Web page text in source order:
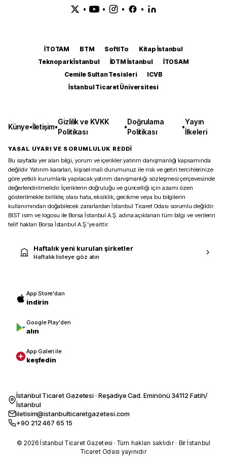
• • • •
İTOTAM BTM SoftITo
Kitap İstanbul
Teknopark İstanbul
İDTM İstanbul
İTOSAM
Cemile Sultan Tesisleri
ICVB
İstanbul Ticaret Üniversitesi
Künye•İletişim•
Gizlilik ve KVKK
Politikası
•
Doğrulama
Politikası
•
Yayın
İlkeleri
YASAL UYARI VE SORUMLULUK REDDİ
Bu sayfada yer alan bilgi, yorum ve içerikler yatırım danışmanlığı kapsamında
değildir. Yatırım kararları, kişisel mali durumunuz ile risk ve getiri tercihlerinize
göre yetkili kurumlarla yapılacak yatırım danışmanlığı sözleşmesi çerçevesinde
değerlendirilmelidir. İçeriklerin doğruluğu ve güncelliği için azami özen
gösterilmekle birlikte, olası hata, eksiklik, gecikme veya bu bilgilerin
kullanımından doğabilecek zararlardan İstanbul Ticaret Odası sorumlu değildir.
BIST isim ve logosu ile Borsa İstanbul A.Ş. adına açıklanan tüm bilgi ve verilerin
telif hakları Borsa İstanbul A.Ş.’ye aittir.
Haftalık yeni kurulan şirketler
Haftalık listeye göz atın
App Store'dan
indirin
Google Play'den
alın
App Galeri ile
keşfedin
İstanbul Ticaret Gazetesi · Reşadiye Cad. Eminönü 34112 Fatih/
İstanbul
iletisim@istanbulticaretgazetesi.com
+90 212 467 65 15
© 2026 İstanbul Ticaret Gazetesi · Tüm hakları saklıdır · Bir İstanbul
Ticaret Odası yayınıdır